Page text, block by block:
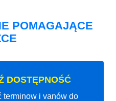
POMAGAJĄCE
DOSTĘPNOŚĆ
terminow i vanów do